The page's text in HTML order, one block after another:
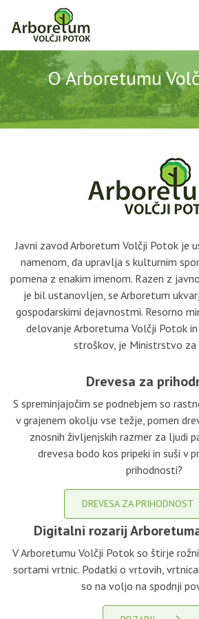
O Arboretumu
Javni zavod Arboretum Volčji Potok je
namenom, da upravlja s kulturnim
pomena z enakim imenom. Razen z
je bil ustanovljen, se Arboretum
gospodarskimi dejavnostmi. Resorno
delovanje Arboretuma Volčji Potok
stroškov, je Ministrstvo
Drevesa za
S spreminjajočim se podnebjem so
v grajenem okolju vse težje, pomen
znosnih življenjskih razmer za ljudi
drevesa bodo kos pripeki in suši v
prihodnosti?
DREVESA ZA PRIHODNOST
Digitalni rozarij
V Arboretumu Volčji Potok so štirje
sortami vrtnic. Podatki o vrtovih,
so na voljo na spodnji